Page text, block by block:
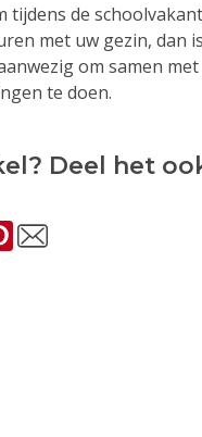
tijdens de
met uw gezin, dan
om samen
te doen.
Deel het